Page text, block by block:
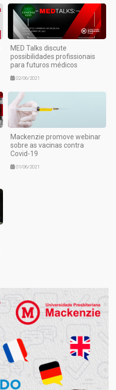
MED Talks discute
possibilidades profissionais
para futuros médicos
02/06/2021
Mackenzie promove webinar
sobre as vacinas contra
Covid-19
01/06/2021